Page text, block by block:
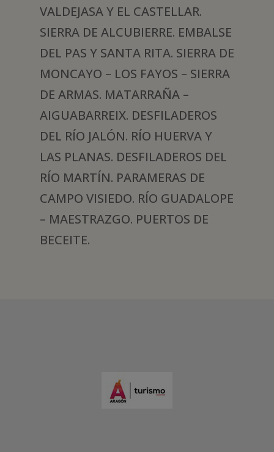
VALDEJASA Y EL CASTELLAR.
SIERRA DE ALCUBIERRE. EMBALSE
DEL PAS Y SANTA RITA. SIERRA DE
MONCAYO – LOS FAYOS – SIERRA
DE ARMAS. MATARRAÑA –
AIGUABARREIX. DESFILADEROS
DEL RÍO JALÓN. RÍO HUERVA Y
LAS PLANAS. DESFILADEROS DEL
RÍO MARTÍN. PARAMERAS DE
CAMPO VISIEDO. RÍO GUADALOPE
– MAESTRAZGO. PUERTOS DE
BECEITE.